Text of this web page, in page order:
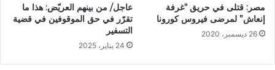
مصر: قتلى في حريق “غرفة
إنعاش” لمرضى فيروس كورونا
26 ديسمبر، 2020
عاجل/ من بينهم العريّض: هذا ما
تقرّر في حق الموقوفين في قضية
التسفير
24 يناير، 2025